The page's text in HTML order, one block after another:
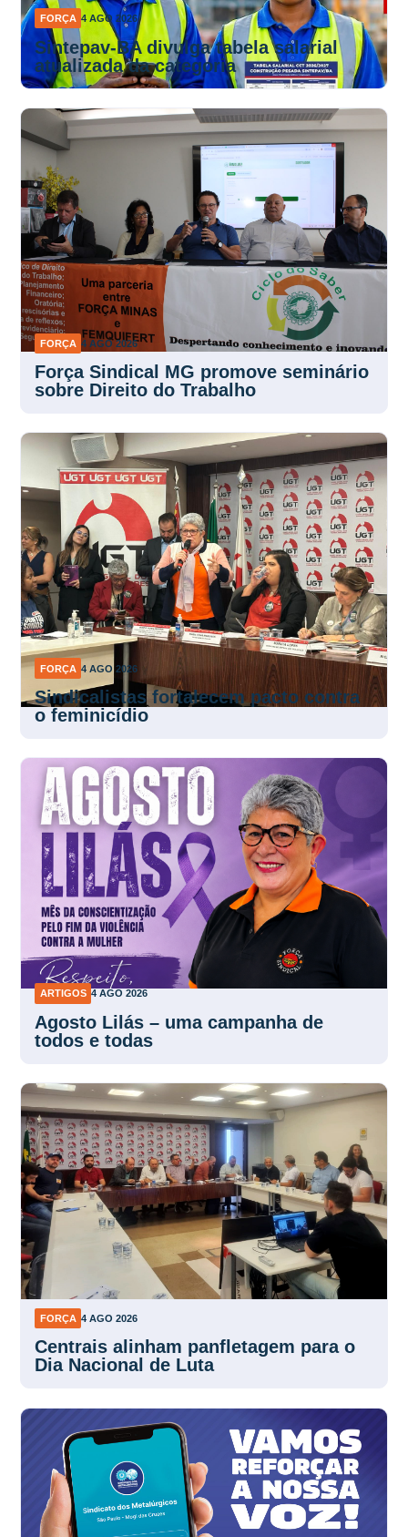
FORÇA 4 AGO 2026
Sintepav-BA divulga tabela salarial
atualizada da categoria
FORÇA 4 AGO 2026
Força Sindical MG promove seminário
sobre Direito do Trabalho
FORÇA 4 AGO 2026
Sindicalistas fortalecem pacto contra
o feminicídio
ARTIGOS 4 AGO 2026
Agosto Lilás – uma campanha de
todos e todas
FORÇA 4 AGO 2026
Centrais alinham panfletagem para o
Dia Nacional de Luta